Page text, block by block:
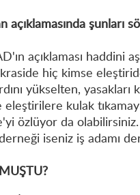
açıklamasında şunları
açıklaması haddini
hiç kimse
yükselten, yasakları
eleştirilere kulak
özlüyor da
iseniz iş adamı